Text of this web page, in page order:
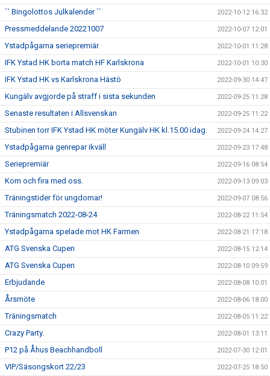
`` Bingolottos Julkalender `` 2022-10-12 16:32
Pressmeddelande 20221007 2022-10-07 12:01
Ystadpågarna seriepremiär 2022-10-01 11:28
IFK Ystad HK borta match HF Karlskrona 2022-10-01 10:30
IFK Ystad HK vs Karlskrona Hästö 2022-09-30 14:47
Kungälv avgjorde på straff i sista sekunden 2022-09-25 11:28
Senaste resultaten i Allsvenskan 2022-09-25 11:22
Stubinen torr IFK Ystad HK möter Kungälv HK kl.15.00 idag. 2022-09-24 14:27
Ystadpågarna genrepar ikväll 2022-09-23 17:48
Seriepremiär 2022-09-16 08:54
Kom och fira med oss. 2022-09-13 09:03
Träningstider för ungdomar! 2022-09-07 08:56
Träningsmatch 2022-08-24 2022-08-22 11:54
Ystadpågarna spelade mot HK Farmen 2022-08-21 17:18
ATG Svenska Cupen 2022-08-15 12:14
ATG Svenska Cupen 2022-08-10 09:59
Erbjudande 2022-08-08 10:01
Årsmöte 2022-08-06 18:00
Träningsmatch 2022-08-05 11:22
Crazy Party. 2022-08-01 13:11
P12 på Åhus Beachhandboll 2022-07-30 12:01
VIP/Säsongskort 22/23 2022-07-25 18:50